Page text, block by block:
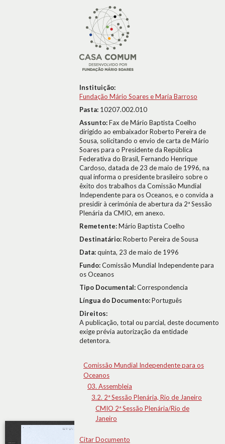
Instituição:
Fundação Mário Soares e Maria Barroso
Pasta: 10207.002.010
Assunto:Fax de Mário Baptista Coelho
dirigido ao embaixador Roberto Pereira de
Sousa, solicitando o envio de carta de Mário
Soares para o Presidente da República
Federativa do Brasil, Fernando Henrique
Cardoso, datada de 23 de maio de 1996, na
qual informa o presidente brasileiro sobre o
êxito dos trabalhos da Comissão Mundial
Independente para os Oceanos, e o convida a
presidir à cerimónia de abertura da 2ª Sessão
Plenária da CMIO, em anexo.
Remetente:Mário Baptista Coelho
Destinatário:Roberto Pereira de Sousa
Data:quinta, 23 de maio de 1996
Fundo:Comissão Mundial Independente para
os Oceanos
Tipo Documental:Correspondencia
Língua do Documento:Português
Direitos:
A publicação, total ou parcial, deste documento
exige prévia autorização da entidade
detentora.
Comissão Mundial Independente para os
Oceanos
03. Assembleia
3.2. 2ª Sessão Plenária, Rio de Janeiro
CMIO 2ª Sessão Plenária/Rio de
Janeiro
Citar Documento